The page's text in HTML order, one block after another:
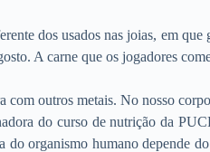
dos usados nas joias, em
A carne que os jogadores
com outros metais. No nosso
do curso de nutrição da
do organismo humano depende